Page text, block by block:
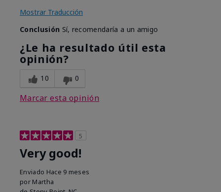
Mostrar Traducción
Conclusión Sí, recomendaría a un amigo
¿Le ha resultado útil esta
opinión?
10 0
Marcar esta opinión
5
Very good!
Enviado Hace 9 meses
por Martha